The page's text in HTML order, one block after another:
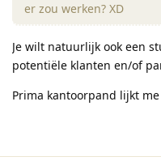
er zou werken? XD
Je wilt natuurlijk ook een
potentiële klanten en/of
Prima kantoorpand lijkt me